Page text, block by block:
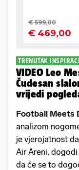
TRENUTAK
VIDEO Leo
Čudesan
vrijedi
Football Meets
analizom
je vjerojatnost
Air Areni,
da će se to